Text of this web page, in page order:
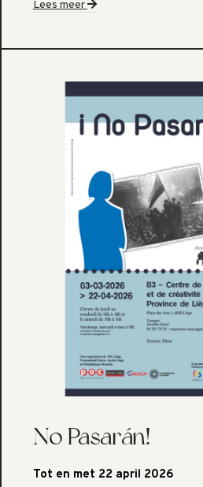
Lees meer
No Pasarán!
Tot en met 22 april 2026